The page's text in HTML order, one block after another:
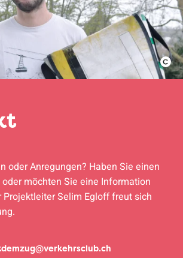
oder Anregungen? Haben Sie einen
möchten Sie eine Information
Projektleiter Selim Egloff freut sich